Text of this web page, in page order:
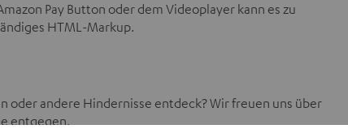
Pay Button oder dem Videoplayer kann es zu
HTML-Markup.
oder andere Hindernisse entdeck? Wir freuen uns über
entgegen.